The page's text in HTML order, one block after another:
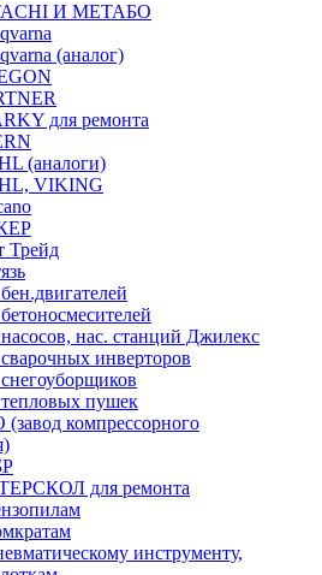
И МЕТАБО
(аналог)
для ремонта
(аналоги)
VIKING
Трейд
нас. станций Джилекс
инверторов
тепловых пушек
компрессорного
для ремонта
инструменту,